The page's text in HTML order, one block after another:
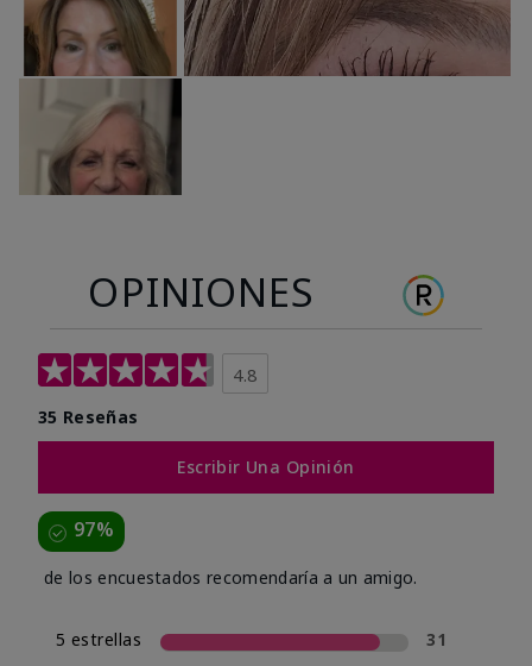
OPINIONES
4.8
35 Reseñas
Escribir Una Opinión
97%
de los encuestados recomendaría a un amigo.
5 estrellas
31